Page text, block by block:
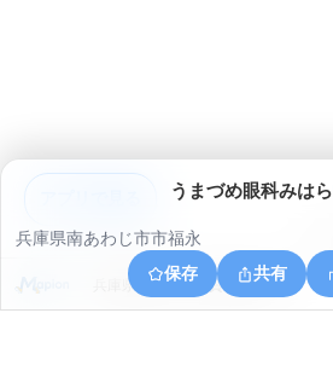
うまづめ眼科みはら
兵庫県南あわじ市市福永
保存
共有
兵庫県南あわじ市賀集立川瀬